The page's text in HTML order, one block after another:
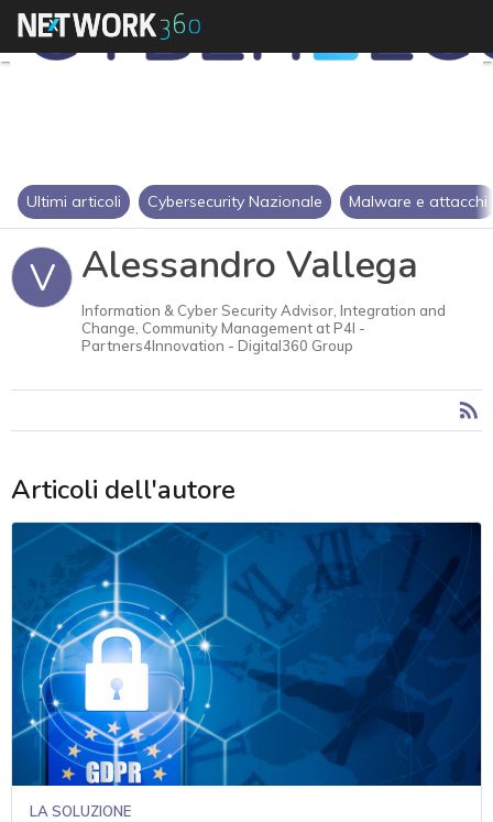
Ultimi articoli Cybersecurity Nazionale Malware e attacchi
V Alessandro Vallega
Information & Cyber Security Advisor, Integration and
Change, Community Management at P4I -
Partners4Innovation - Digital360 Group
Articoli dell'autore
LA SOLUZIONE